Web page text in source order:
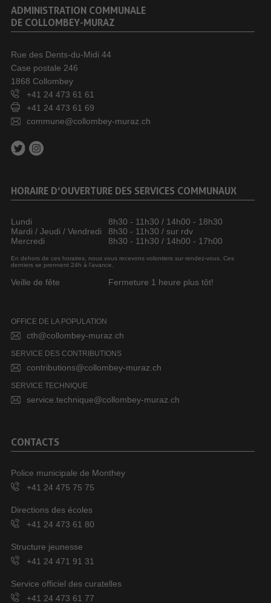
ADMINISTRATION COMMUNALE
DE COLLOMBEY-MURAZ
Rue des Dents-du-Midi 44
Case postale 246
1868 Collombey
+41 24 473 61 61
+41 24 473 61 69
commune@collombey-muraz.ch
HORAIRE D’OUVERTURE DES SERVICES COMMUNAUX
Lundi
8h30 - 11h30 / 14h00 - 18h30
Mardi / Jeudi / Vendredi
8h30 - 11h30 / sur rdv
Mercredi
8h30 - 11h30 / 14h00 - 17h00
En dehors de ces horaires, nous vous recevons volontiers sur rendez-vous. Ces
derniers se prennent 24h à l’avance.
Veille de fête Fermeture 1 heure plus tôt!
OFFICE DE LA POPULATION
cth@collombey-muraz.ch
SERVICE DES CONTRIBUTIONS
contributions@collombey-muraz.ch
SERVICE TECHNIQUE
service.technique@collombey-muraz.ch
CONTACTS
Police municipale de Monthey
+41 24 475 75 75
Directions des écoles
+41 24 473 61 80
Structure jeunesse
+41 24 471 91 31
Service officiel des curatelles
+41 24 473 61 77